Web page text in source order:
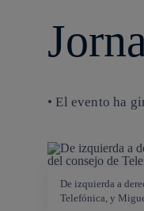
• El evento ha
De izquierda a
Telefónica, y